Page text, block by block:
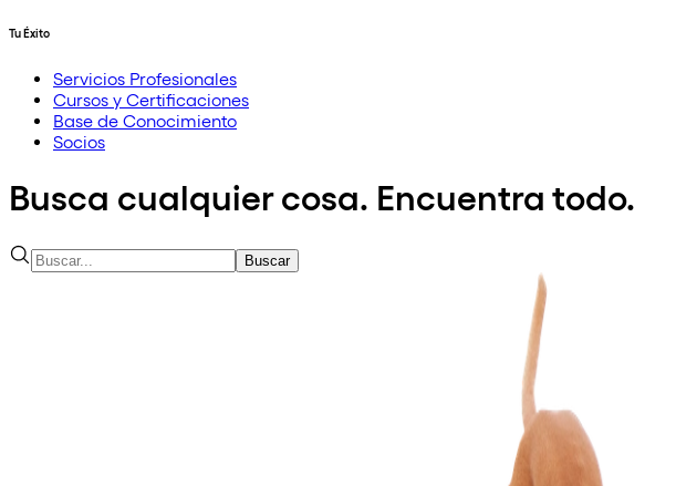
Tu Éxito
Servicios Profesionales
Cursos y Certificaciones
Base de Conocimiento
Socios
Busca cualquier cosa. Encuentra todo.
Buscar